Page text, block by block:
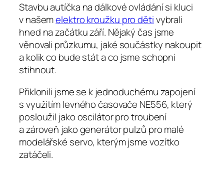
Stavbu autíčka na dálkové ovládání si kluci
v našemelektro kroužku pro dětivybrali
hned na začátku září. Nějaký čas jsme
věnovali průzkumu, jaké součástky nakoupit
a kolik co bude stát a co jsme schopni
stihnout.
Přiklonili jsme se k jednoduchému zapojení
s využitím levného časovače NE556, který
posloužil jako oscilátor pro troubení
a zároveň jako generátor pulzů pro malé
modelářské servo, kterým jsme vozítko
zatáčeli.